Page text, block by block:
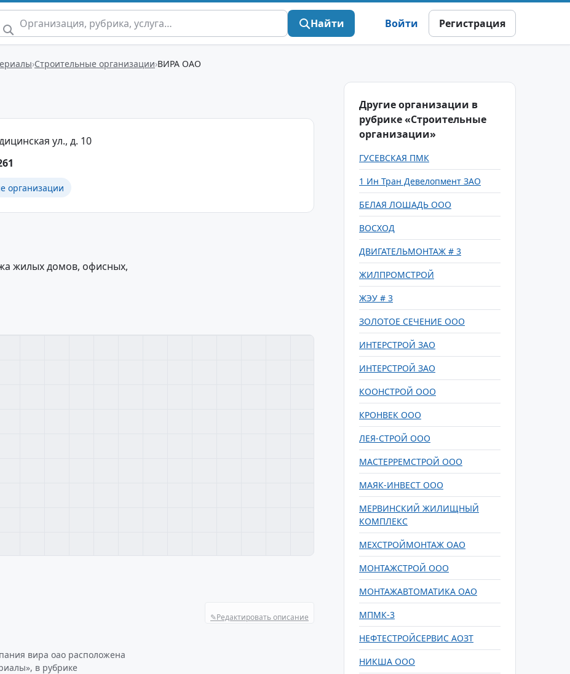
Найти Войти Регистрация
Строительные организации ВИРА ОАО
ул., д. 10
организации
жилых домов, офисных,
✎Редактировать описание
вира оао расположена
в рубрике
Другие организации в
рубрике «Строительные
организации»
ГУСЕВСКАЯ ПМК
1 Ин Тран Девелопмент ЗАО
БЕЛАЯ ЛОШАДЬ ООО
ВОСХОД
ДВИГАТЕЛЬМОНТАЖ # 3
ЖИЛПРОМСТРОЙ
ЖЭУ # 3
ЗОЛОТОЕ СЕЧЕНИЕ ООО
ИНТЕРСТРОЙ ЗАО
ИНТЕРСТРОЙ ЗАО
КООНСТРОЙ ООО
КРОНВЕК OOO
ЛЕЯ-СТРОЙ ООО
МАСТЕРРЕМСТРОЙ ООО
МАЯК-ИНВЕСТ ООО
МЕРВИНСКИЙ ЖИЛИЩНЫЙ
КОМПЛЕКС
МЕХСТРОЙМОНТАЖ ОАО
МОНТАЖСТРОЙ ООО
МОНТАЖАВТОМАТИКА ОАО
МПМК-3
НЕФТЕСТРОЙСЕРВИС АОЗТ
НИКША ООО